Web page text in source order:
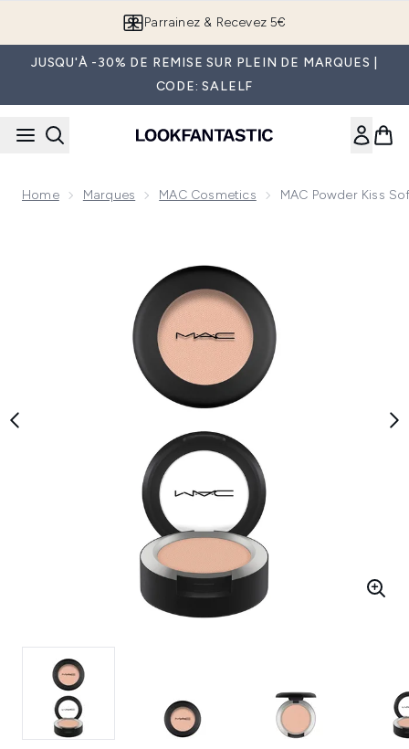
Parrainez & Recevez 5€
JUSQU'À -30% DE REMISE SUR PLEIN DE MARQUES |
CODE: SALELF
Home Marques MAC Cosmetics MAC Powder Kiss